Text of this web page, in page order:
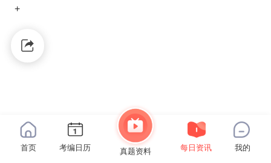
+
首页 考编日历 真题资料 每日资讯 我的